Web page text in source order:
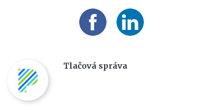
Tlačová správa